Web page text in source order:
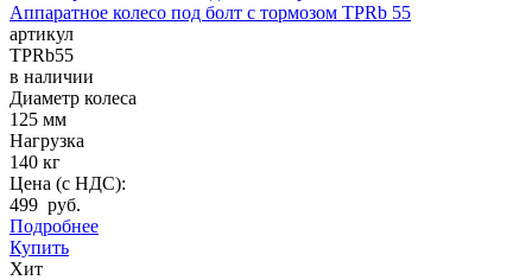
Аппаратное колесо под болт с тормозом TPRb 55
артикул
TPRb55
в наличии
Диаметр колеса
125 мм
Нагрузка
140 кг
Цена (с НДС):
499 руб.
Подробнее
Купить
Хит